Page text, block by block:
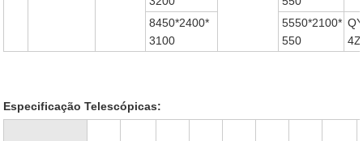
8450*2400*
3100
5550*2100*
550
Especificação Telescópicas: